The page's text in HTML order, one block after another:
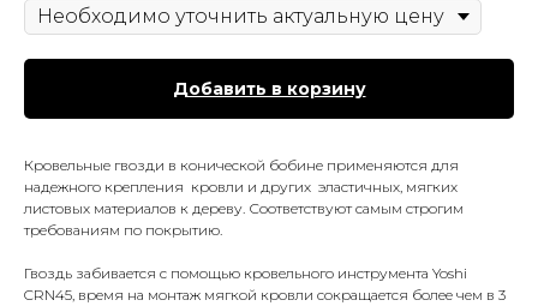
Добавить в корзину
Кровельные гвозди в конической бобине применяются для
надежного крепления кровли и других эластичных, мягких
листовых материалов к дереву. Соответствуют самым строгим
требованиям по покрытию.
Гвоздь забивается с помощью кровельного инструмента Yoshi
CRN45, время на монтаж мягкой кровли сокращается более чем в 3